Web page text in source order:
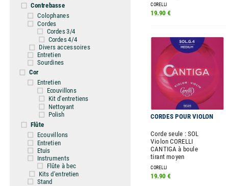
Contrebasse
Colophanes
Cordes
Cordes 3/4
Cordes 4/4
Divers accessoires
Entretien
Sourdines
Cor
Entretien
Ecouvillons
Kit d'entretiens
Nettoyant
Polish
Flûte
Ecouvillons
Entretien
Etuis
Instruments
Flûte à bec
Kits d'entretien
Stand
CORELLI
19.90 €
CORDES POUR VIOLON
Corde seule : SOL
Violon CORELLI
CANTIGA à boule
tirant moyen
CORELLI
19.90 €